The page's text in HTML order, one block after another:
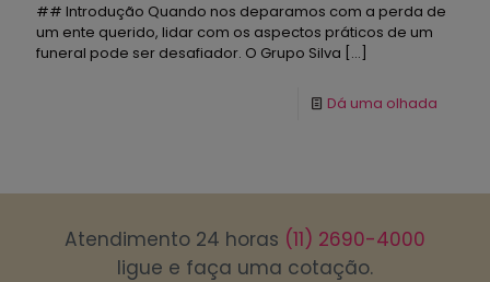
## Introdução Quando nos deparamos com a perda de
um ente querido, lidar com os aspectos práticos de um
funeral pode ser desafiador. O Grupo Silva […]
Dá uma olhada
Atendimento 24 horas (11) 2690-4000
ligue e faça uma cotação.